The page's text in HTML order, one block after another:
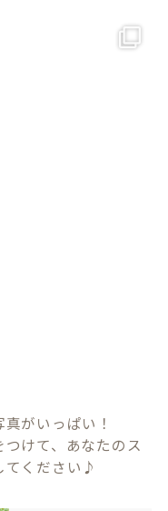
がいっぱい！
つけて、あなたのス
てください♪